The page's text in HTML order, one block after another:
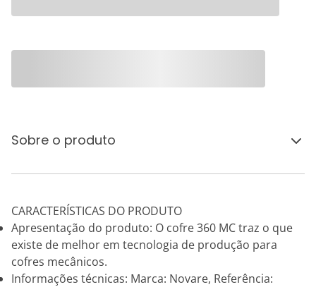
Sobre o produto
CARACTERÍSTICAS DO PRODUTO
Apresentação do produto: O cofre 360 MC traz o que
existe de melhor em tecnologia de produção para
cofres mecânicos.
Informações técnicas: Marca: Novare, Referência: